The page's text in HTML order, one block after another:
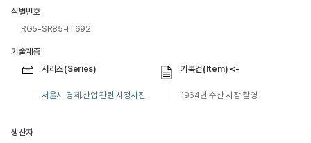
식별번호
RG5-SR85-IT692
기술계층
시리즈(Series)
서울시 경제.산업 관련 시정사진
기록건(Item) <-
1964년 수산 시장 촬영
생산자